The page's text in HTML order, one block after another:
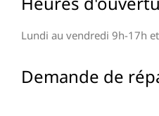
Lundi au vendredi 9h-17h
Demande de